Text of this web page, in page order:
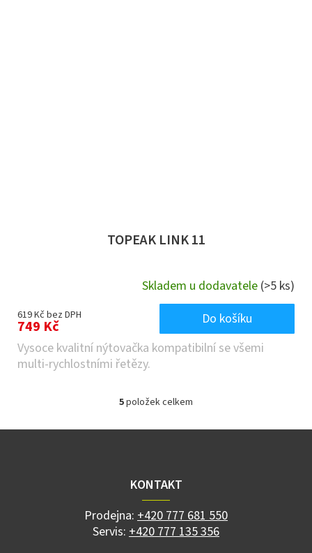
TOPEAK LINK 11
Skladem u dodavatele (>5 ks)
619 Kč bez DPH
749 Kč
Do košíku
Vysoce kvalitní nýtovačka kompatibilní se všemi
multi-rychlostními řetězy.
O
l
c
í
p
r
v
5položek celkem
KONTAKT
Prodejna: +420 777 681 550
Servis: +420 777 135 356